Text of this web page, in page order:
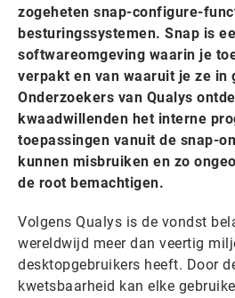
zogeheten snap-configure-
besturingssystemen. Snap is
softwareomgeving waarin je
verpakt en van waaruit je ze in
Onderzoekers van Qualys
kwaadwillenden het interne
toepassingen vanuit de snap-
kunnen misbruiken en zo
de root bemachtigen.
Volgens Qualys is de vondst
wereldwijd meer dan veertig
desktopgebruikers heeft. Door
kwetsbaarheid kan elke